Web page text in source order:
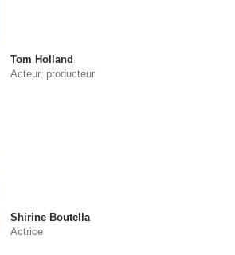
Tom Holland
Acteur, producteur
Shirine Boutella
Actrice